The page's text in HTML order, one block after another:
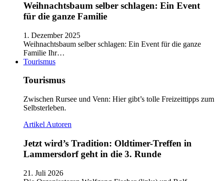
Weihnachtsbaum selber schlagen: Ein Event
für die ganze Familie
1. Dezember 2025
Weihnachtsbaum selber schlagen: Ein Event für die ganze
Familie Ihr…
Tourismus
Tourismus
Zwischen Rursee und Venn: Hier gibt’s tolle Freizeittipps zum
Selbsterleben.
Artikel Autoren
Jetzt wird’s Tradition: Oldtimer-Treffen in
Lammersdorf geht in die 3. Runde
21. Juli 2026